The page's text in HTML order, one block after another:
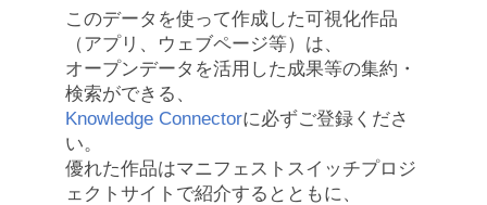
このデータを使って作成した可視化作品
（アプリ、ウェブページ等）は、
オープンデータを活用した成果等の集約・
検索ができる、
Knowledge Connectorに必ずご登録くださ
い。
優れた作品はマニフェストスイッチプロジ
ェクトサイトで紹介するとともに、